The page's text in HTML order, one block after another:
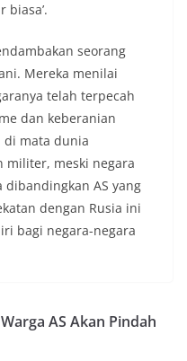
biasa’.
seorang
Mereka menilai
telah terpecah
dan keberanian
di mata dunia
militer, meski negara
AS yang
dengan Rusia ini
bagi negara-negara
AS Akan Pindah